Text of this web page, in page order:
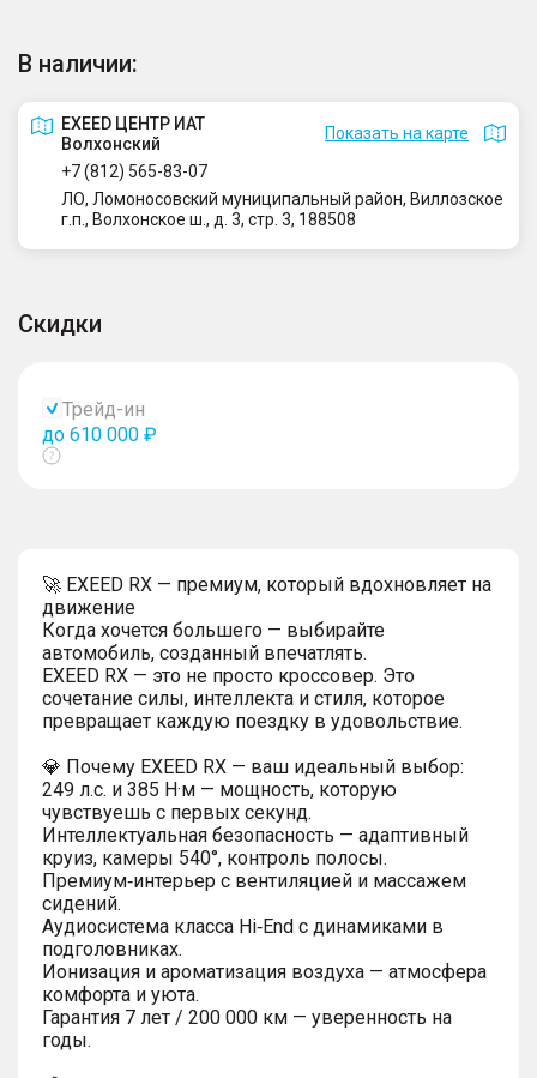
В наличии:
EXEED ЦЕНТР ИАТ
Волхонский
Показать на карте
+7 (812) 565-83-07
ЛО, Ломоносовский муниципальный район, Виллозское
г.п., Волхонское ш., д. 3, стр. 3, 188508
Скидки
Трейд-ин
до 610 000 ₽
Показать
🚀 EXEED RX — премиум, который вдохновляет на
движение
Когда хочется большего — выбирайте
автомобиль, созданный впечатлять.
EXEED RX — это не просто кроссовер. Это
сочетание силы, интеллекта и стиля, которое
превращает каждую поездку в удовольствие.
💎 Почему EXEED RX — ваш идеальный выбор:
249 л.с. и 385 Н·м — мощность, которую
чувствуешь с первых секунд.
Интеллектуальная безопасность — адаптивный
круиз, камеры 540°, контроль полосы.
Премиум‑интерьер с вентиляцией и массажем
сидений.
Аудиосистема класса Hi‑End с динамиками в
подголовниках.
Ионизация и ароматизация воздуха — атмосфера
комфорта и уюта.
Гарантия 7 лет / 200 000 км — уверенность на
годы.